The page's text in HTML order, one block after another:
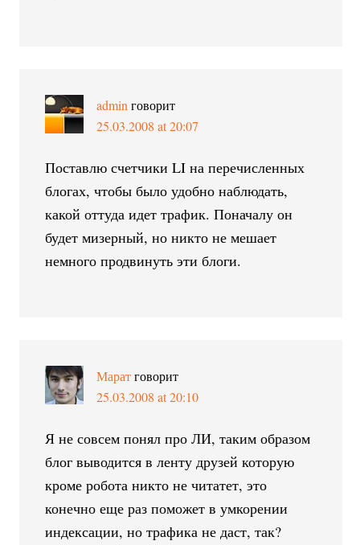
admin говорит
25.03.2008 at 20:07
Поставлю счетчики LI на перечисленных
блогах, чтобы было удобно наблюдать,
какой оттуда идет трафик. Поначалу он
будет мизерный, но никто не мешает
немного продвинуть эти блоги.
Марат говорит
25.03.2008 at 20:10
Я не совсем понял про ЛИ, таким образом
блог выводится в ленту друзей которую
кроме робота никто не читатет, это
конечно еще раз поможет в умкорении
индексации, но трафика не даст, так?